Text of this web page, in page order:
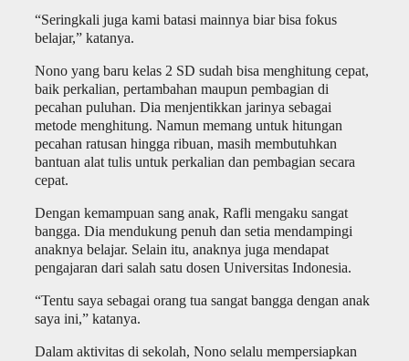
“Seringkali juga kami batasi mainnya biar bisa fokus
belajar,” katanya.
Nono yang baru kelas 2 SD sudah bisa menghitung cepat,
baik perkalian, pertambahan maupun pembagian di
pecahan puluhan. Dia menjentikkan jarinya sebagai
metode menghitung. Namun memang untuk hitungan
pecahan ratusan hingga ribuan, masih membutuhkan
bantuan alat tulis untuk perkalian dan pembagian secara
cepat.
Dengan kemampuan sang anak, Rafli mengaku sangat
bangga. Dia mendukung penuh dan setia mendampingi
anaknya belajar. Selain itu, anaknya juga mendapat
pengajaran dari salah satu dosen Universitas Indonesia.
“Tentu saya sebagai orang tua sangat bangga dengan anak
saya ini,” katanya.
Dalam aktivitas di sekolah, Nono selalu mempersiapkan